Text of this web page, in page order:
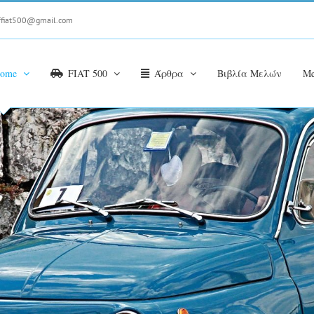
FIAT 500 Άρθρα Βιβλία Μελών
ΕΚΔΗΛΩΣΕΙΣ